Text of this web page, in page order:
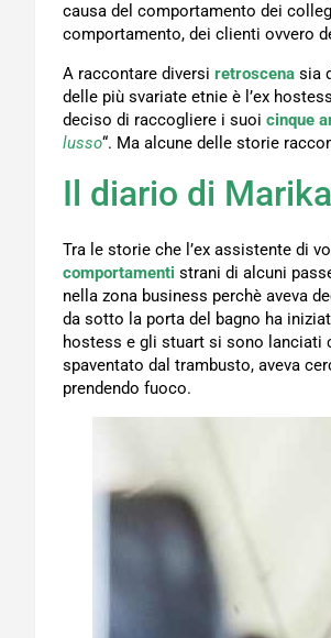
causa del comportamento dei
comportamento, dei clienti ovvero
A raccontare diversi retroscena sia
delle più svariate etnie è l’ex
deciso di raccogliere i suoi cinque
lusso“. Ma alcune delle storie
Il diario di
Tra le storie che l’ex assistente di
comportamenti strani di alcuni
nella zona business perchè aveva
da sotto la porta del bagno ha
hostess e gli stuart si sono lanciati
spaventato dal trambusto, aveva
prendendo fuoco.